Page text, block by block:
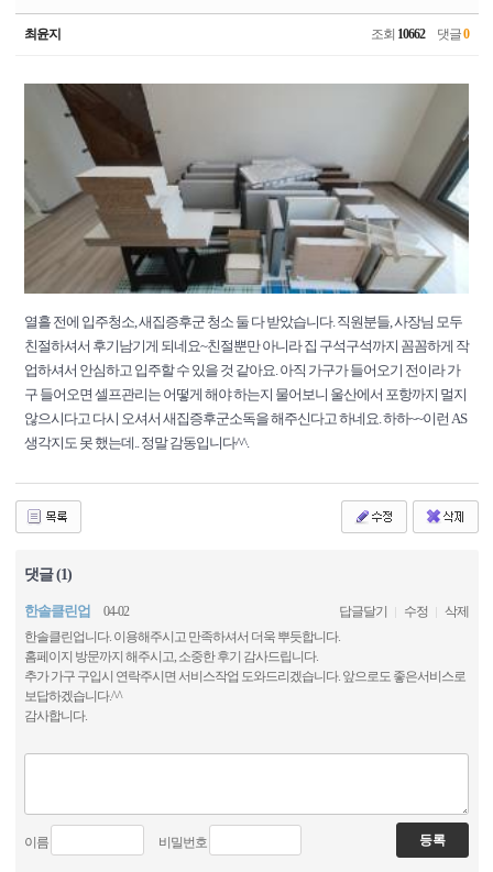
최윤지 조회 10662댓글0
열흘 전에 입주청소, 새집증후군 청소 둘 다 받았습니다. 직원분들, 사장님 모두
친절하셔서 후기남기게 되네요~친절뿐만 아니라 집 구석구석까지 꼼꼼하게 작
업하셔서 안심하고 입주할 수 있을 것 같아요. 아직 가구가 들어오기 전이라 가
구 들어오면 셀프관리는 어떻게 해야 하는지 물어보니 울산에서 포항까지 멀지
않으시다고 다시 오셔서 새집증후군소독을 해주신다고 하네요. 하하~~이런 AS
생각지도 못 했는데.. 정말 감동입니다^^.
댓글 (1)
한솔클린업 04-02 답글달기 수정
삭제
한솔클린업니다. 이용해주시고 만족하셔서 더욱 뿌듯합니다.
홈페이지 방문까지 해주시고, 소중한 후기 감사드립니다.
추가 가구 구입시 연락주시면 서비스작업 도와드리겠습니다. 앞으로도 좋은서비스로
보답하겠습니다.^^
감사합니다.
이름 비밀번호